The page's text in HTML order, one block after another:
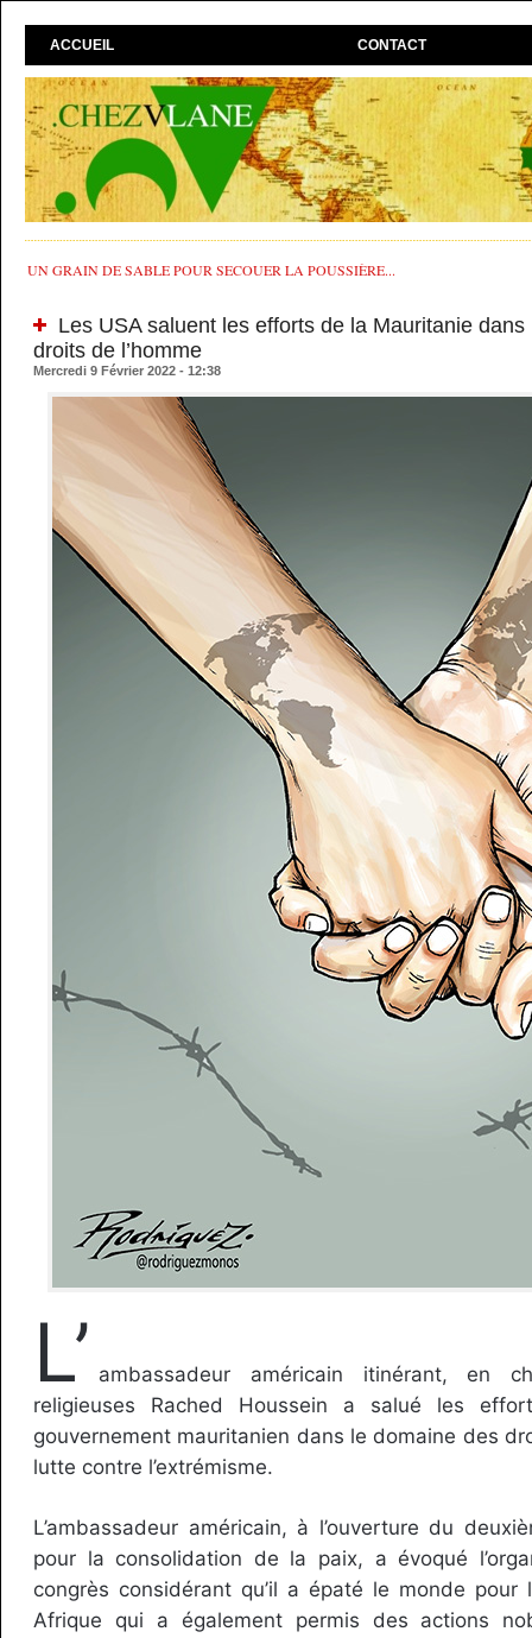
ACCUEIL CONTACT
UN GRAIN DE SABLE POUR SECOUER LA POUSSIÈRE...
Les USA saluent les efforts de la Mauritanie
droits de l’homme
Mercredi 9 Février 2022 - 12:38
L’ ambassadeur américain itinérant, en
religieuses Rached Houssein a salué les
gouvernement mauritanien dans le domaine des
lutte contre l’extrémisme.
L’ambassadeur américain, à l’ouverture du
pour la consolidation de la paix, a évoqué
congrès considérant qu’il a épaté le monde pour
Afrique qui a également permis des actions